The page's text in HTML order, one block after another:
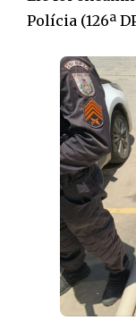
Polícia (126ª